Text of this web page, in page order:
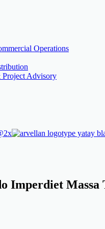
Operations
Project Advisory
Imperdiet Massa